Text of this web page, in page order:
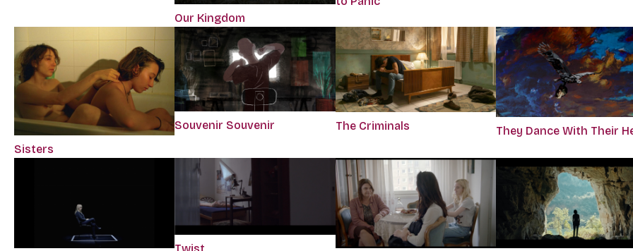
Our Kingdom
Sisters
Souvenir Souvenir The Criminals They Dance With Their